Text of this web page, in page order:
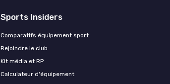
Sports Insiders
Comparatifs équipement sport
Rejoindre le club
Kit média et RP
Calculateur d'équipement